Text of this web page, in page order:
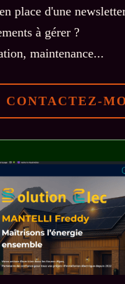
place d'une
à gérer ?
maintenance...
CONTACTEZ-